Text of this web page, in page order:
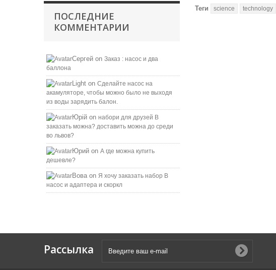
ПОСЛЕДНИЕ
КОММЕНТАРИИ
Сергей on Заказ : насос и два
баллона
Light on Сделайте насос на
акамуляторе, чтобы можно было не выходя
из воды зарядить балон.
Юрій on набори для друзей B
заказать можна? доставить можна до среди
во львов?
Юрий on А где можна купить
дешевле?
Вова on Я хочу заказать набор B
насос и адаптера и скоркл
Теги science technology
Рассылка